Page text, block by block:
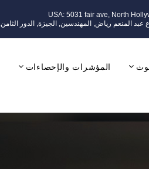
USA: 5031 fair ave, North
المؤشرات والإحصاءات